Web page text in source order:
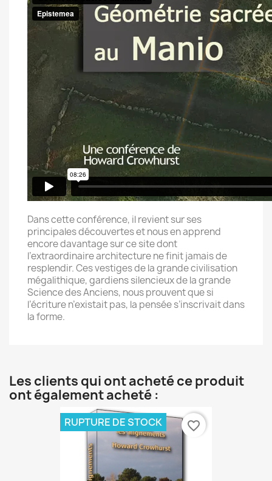
Dans cette conférence, il revient sur ses
principales découvertes et nous en apprend
encore davantage sur ce site dont
l’extraordinaire architecture ne finit jamais de
resplendir. Ces vestiges de la grande civilisation
mégalithique, gardiens silencieux de la grande
Science des Anciens, nous prouvent que si
l’écriture n’existait pas, la pensée s’inscrivait dans
la forme.
Les clients qui ont acheté ce produit
ont également acheté :
RUPTURE DE STOCK favorite_border